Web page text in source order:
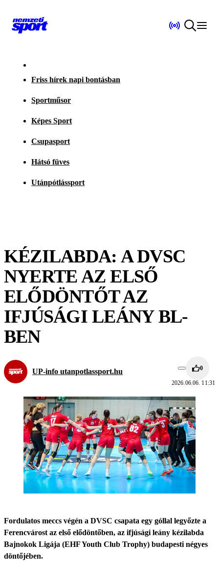
Friss hírek napi bontásban
Sportműsor
Képes Sport
Csupasport
Hátsó füves
Utánpótlássport
KÉZILABDA: A DVSC
NYERTE AZ ELSŐ
ELŐDÖNTŐT AZ
IFJÚSÁGI LEÁNY BL-
BEN
UP-info utanpotlassport.hu 0
2026.06.06. 11:31
Fordulatos meccs végén a DVSC csapata egy góllal legyőzte a
Ferencvárost az első elődöntőben, az ifjúsági leány kézilabda
Bajnokok Ligája (EHF Youth Club Trophy) budapesti négyes
döntőjében.